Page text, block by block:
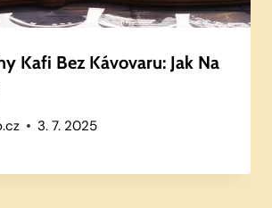
Kafi Bez Kávovaru: Jak Na
3. 7. 2025